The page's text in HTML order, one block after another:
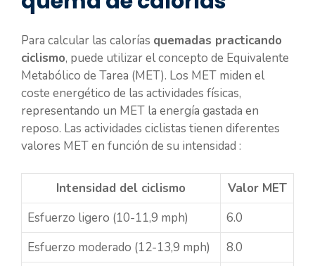
Para calcular las calorías quemadas practicando
ciclismo, puede utilizar el concepto de Equivalente
Metabólico de Tarea (MET). Los MET miden el
coste energético de las actividades físicas,
representando un MET la energía gastada en
reposo. Las actividades ciclistas tienen diferentes
valores MET en función de su intensidad :
Intensidad del ciclismo
Valor MET
Esfuerzo ligero (10-11,9 mph)
6.0
Esfuerzo moderado (12-13,9 mph)
8.0